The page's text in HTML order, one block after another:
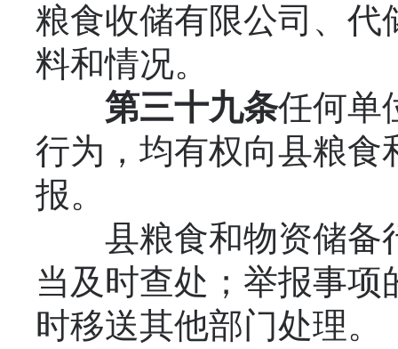
粮食收储有限公司、代
料和情况。
第三十九条任何单
行为，均有权向县粮食
报。
县粮食和物资储备
当及时查处；举报事
时移送其他部门处理。